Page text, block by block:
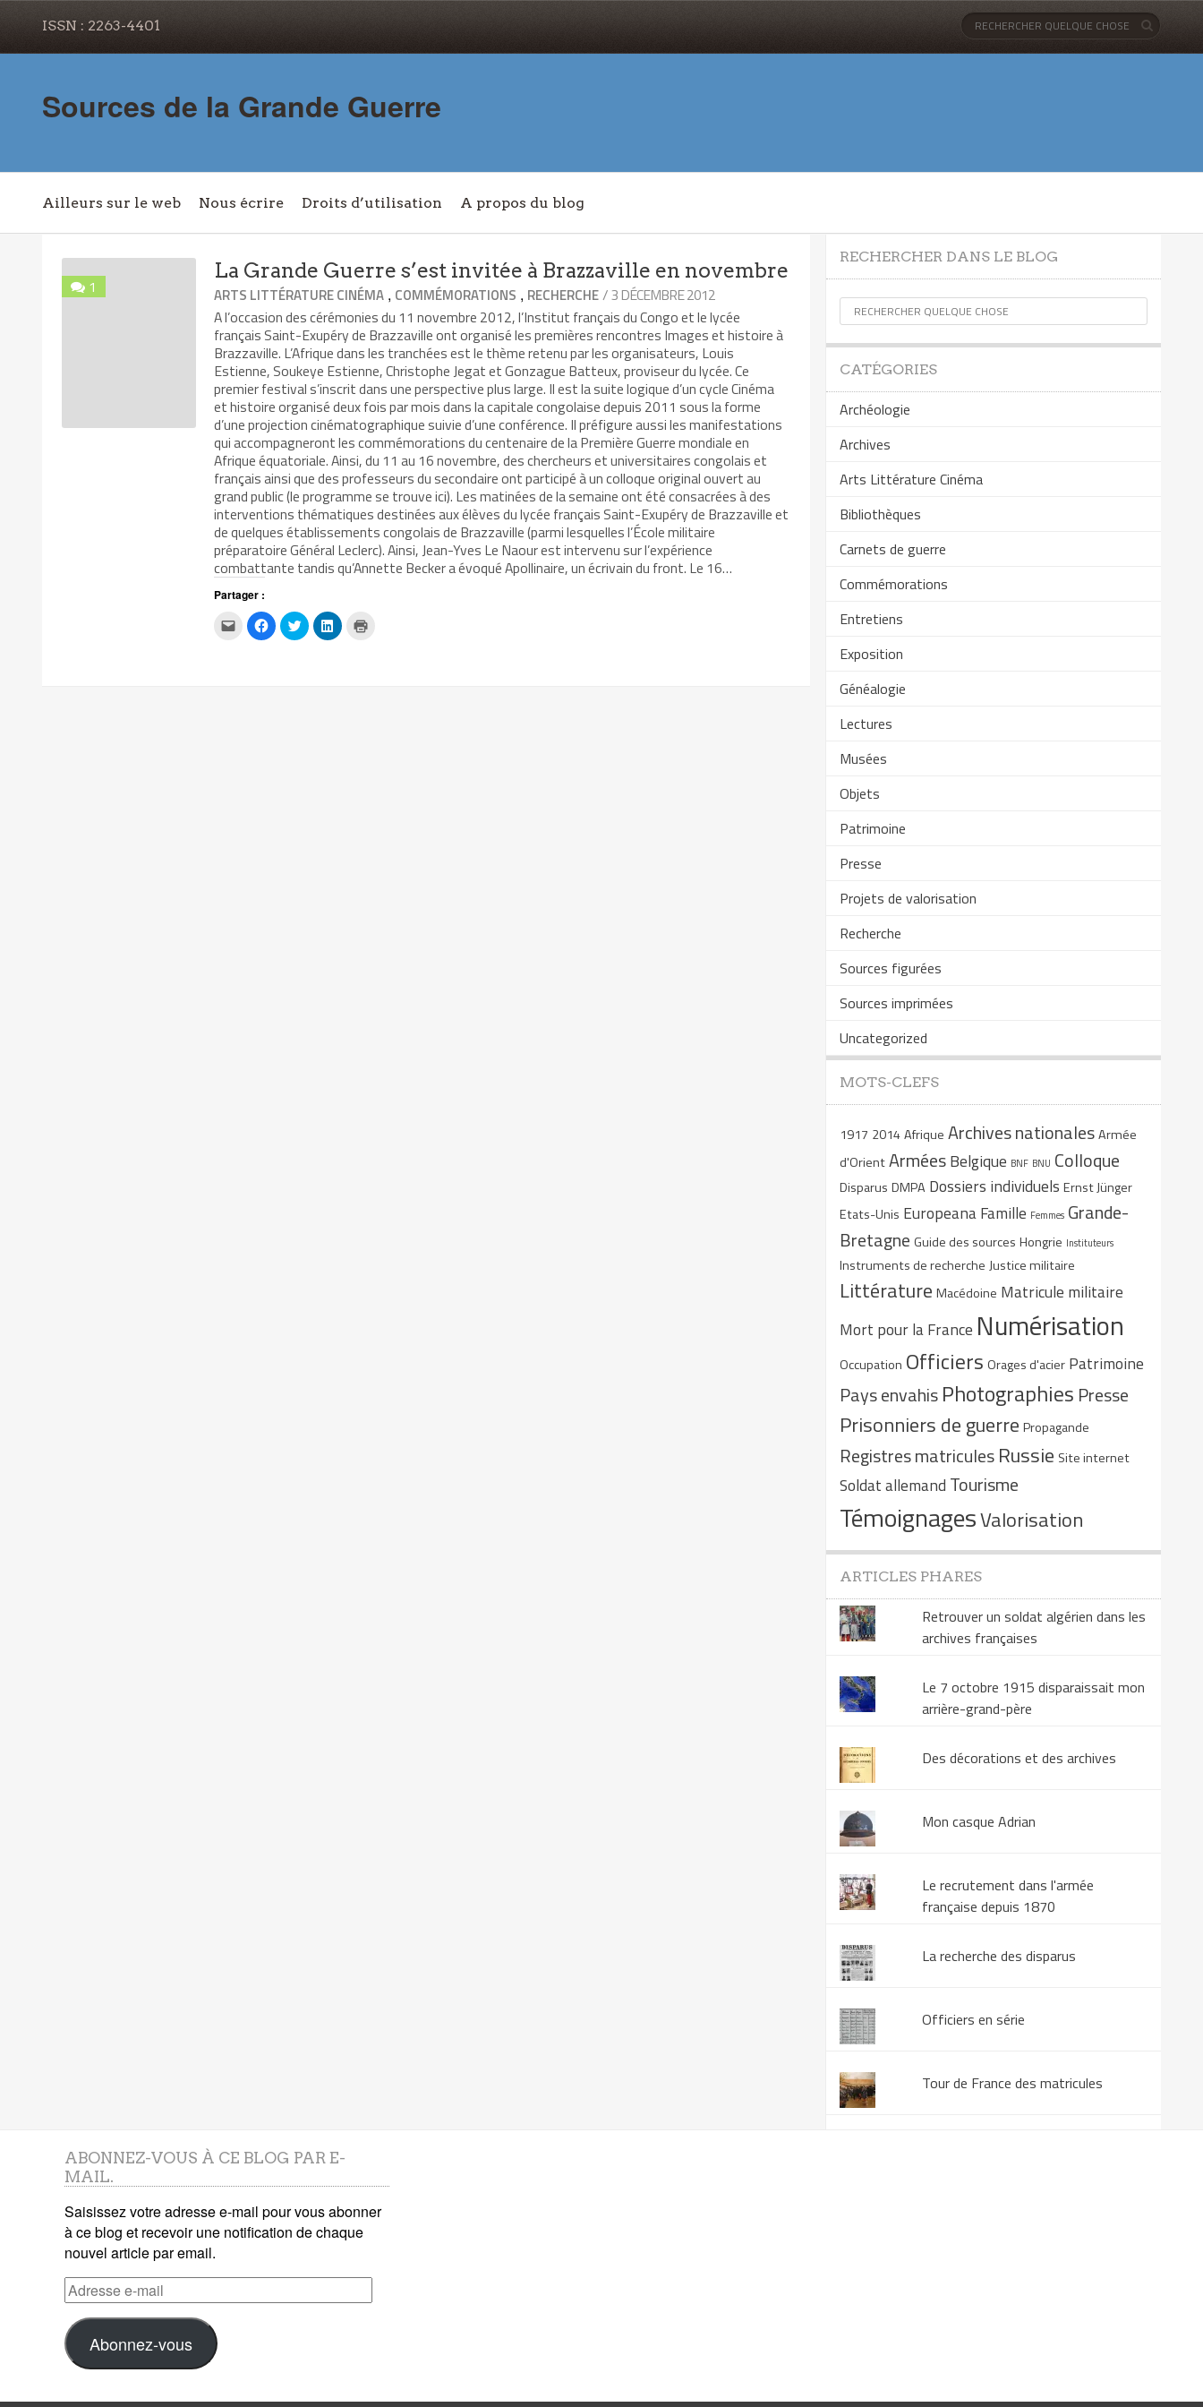
ISSN : 2263-4401
Sources de la Grande Guerre
Ailleurs sur le web Nous écrire Droits d’utilisation A propos du blog
1
La Grande Guerre s’est invitée à Brazzaville en novembre
ARTS LITTÉRATURE CINÉMA , COMMÉMORATIONS , RECHERCHE/ 3 DÉCEMBRE 2012
A l’occasion des cérémonies du 11 novembre 2012, l’Institut français du Congo et le lycée
français Saint-Exupéry de Brazzaville ont organisé les premières rencontres Images et histoire à
Brazzaville. L’Afrique dans les tranchées est le thème retenu par les organisateurs, Louis
Estienne, Soukeye Estienne, Christophe Jegat et Gonzague Batteux, proviseur du lycée. Ce
premier festival s’inscrit dans une perspective plus large. Il est la suite logique d’un cycle Cinéma
et histoire organisé deux fois par mois dans la capitale congolaise depuis 2011 sous la forme
d’une projection cinématographique suivie d’une conférence. Il préfigure aussi les manifestations
qui accompagneront les commémorations du centenaire de la Première Guerre mondiale en
Afrique équatoriale. Ainsi, du 11 au 16 novembre, des chercheurs et universitaires congolais et
français ainsi que des professeurs du secondaire ont participé à un colloque original ouvert au
grand public (le programme se trouve ici). Les matinées de la semaine ont été consacrées à des
interventions thématiques destinées aux élèves du lycée français Saint-Exupéry de Brazzaville et
de quelques établissements congolais de Brazzaville (parmi lesquelles l’École militaire
préparatoire Général Leclerc). Ainsi, Jean-Yves Le Naour est intervenu sur l’expérience
combattante tandis qu’Annette Becker a évoqué Apollinaire, un écrivain du front. Le 16…
Partager :
Cliquez
pour
envoyer
Cliquez
pour
partager
Cliquez
pour
partager
Cliquez
pour
RECHERCHER DANS LE BLOG
CATÉGORIES
Archéologie
Archives
Arts Littérature Cinéma
Bibliothèques
Carnets de guerre
Commémorations
Entretiens
Exposition
Généalogie
Lectures
Musées
Objets
Patrimoine
Presse
Projets de valorisation
Recherche
Sources figurées
Sources imprimées
Uncategorized
MOTS-CLEFS
1917 2014Afrique Archives nationalesArmée
d'OrientArméesBelgique BNF BNU Colloque
Disparus DMPA Dossiers individuels Ernst Jünger
Etats-Unis EuropeanaFamille Femmes Grande-
Bretagne Guide des sources Hongrie Instituteurs
Instruments de recherche Justice militaire
Littérature Macédoine Matricule militaire
Mort pour la France Numérisation
Occupation Officiers Orages d'acier Patrimoine
Pays envahisPhotographies Presse
Prisonniers de guerre Propagande
Registres matriculesRussie Site internet
Soldat allemand Tourisme
TémoignagesValorisation
ARTICLES PHARES
Retrouver un soldat algérien dans les
archives françaises
Le 7 octobre 1915 disparaissait mon
arrière-grand-père
Des décorations et des archives
Mon casque Adrian
Le recrutement dans l'armée
française depuis 1870
La recherche des disparus
Officiers en série
Tour de France des matricules
ABONNEZ-VOUS À CE BLOG PAR E-
MAIL.
Saisissez votre adresse e-mail pour vous abonner
à ce blog et recevoir une notification de chaque
nouvel article par email.
Adresse
e-
mail
Abonnez-vous